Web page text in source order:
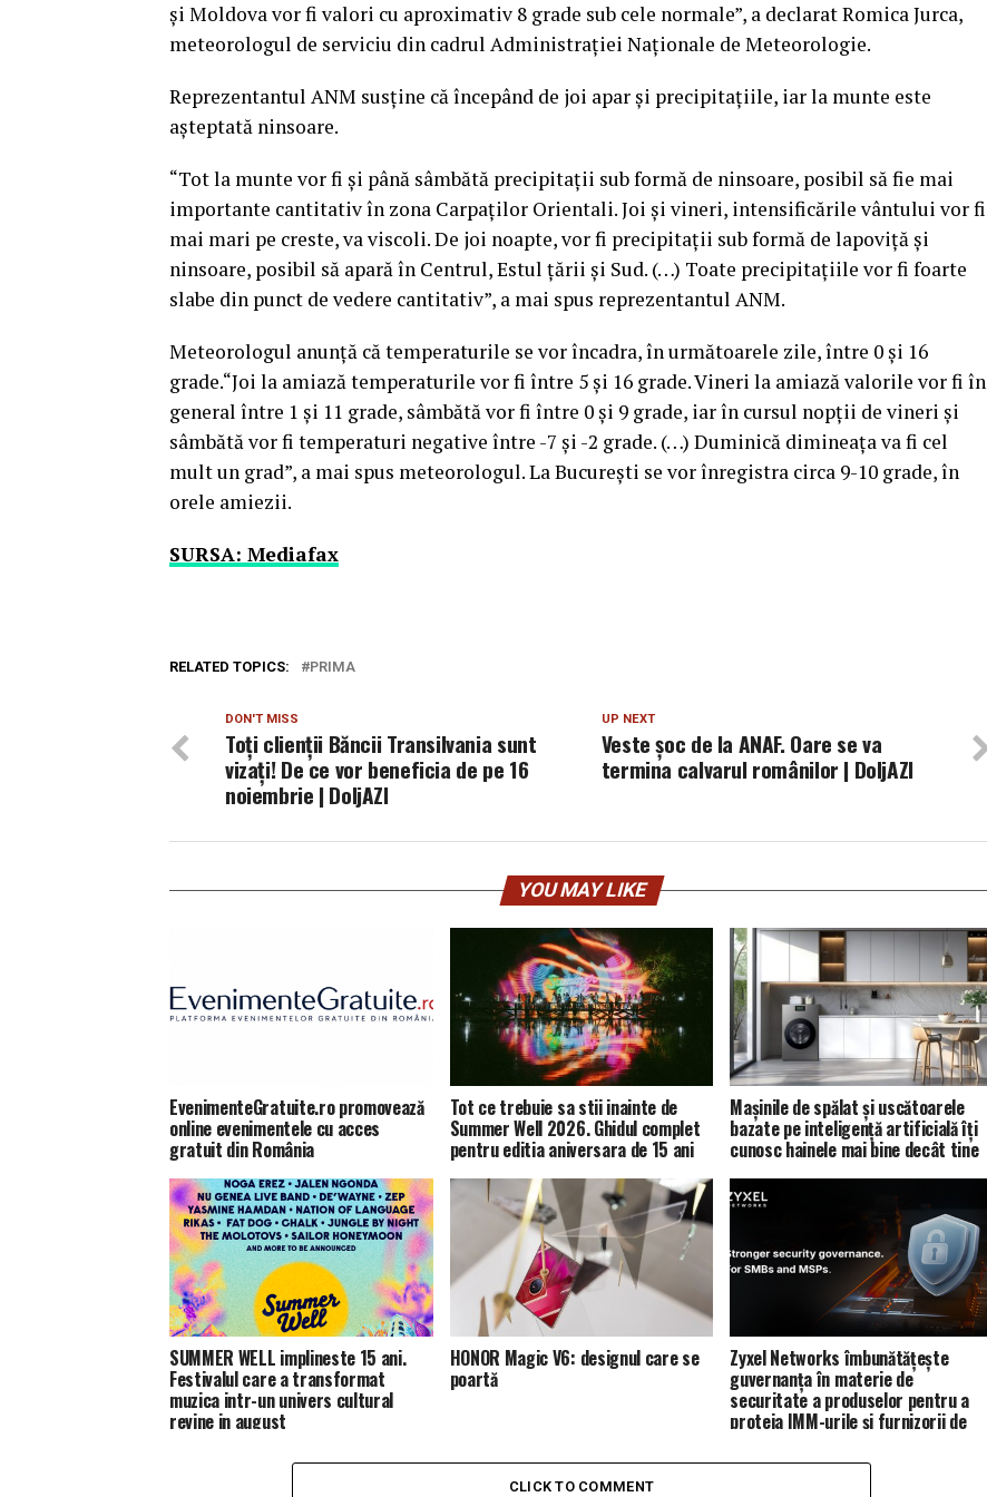
şi Moldova vor fi valori cu aproximativ 8 grade sub cele normale”, a declarat Romica Jurca,
meteorologul de serviciu din cadrul Administraţiei Naţionale de Meteorologie.
Reprezentantul ANM susţine că începând de joi apar şi precipitaţiile, iar la munte este
aşteptată ninsoare.
“Tot la munte vor fi şi până sâmbătă precipitaţii sub formă de ninsoare, posibil să fie mai
importante cantitativ în zona Carpaţilor Orientali. Joi şi vineri, intensificările vântului vor fi
mai mari pe creste, va viscoli. De joi noapte, vor fi precipitaţii sub formă de lapoviţă şi
ninsoare, posibil să apară în Centrul, Estul ţării şi Sud. (…) Toate precipitaţiile vor fi foarte
slabe din punct de vedere cantitativ”, a mai spus reprezentantul ANM.
Meteorologul anunţă că temperaturile se vor încadra, în următoarele zile, între 0 şi 16
grade.“Joi la amiază temperaturile vor fi între 5 şi 16 grade. Vineri la amiază valorile vor fi în
general între 1 şi 11 grade, sâmbătă vor fi între 0 şi 9 grade, iar în cursul nopţii de vineri şi
sâmbătă vor fi temperaturi negative între -7 şi -2 grade. (…) Duminică dimineaţa va fi cel
mult un grad”, a mai spus meteorologul. La Bucureşti se vor înregistra circa 9-10 grade, în
orele amiezii.
SURSA: Mediafax
RELATED TOPICS: PRIMA
UP NEXT
Veste șoc de la ANAF. Oare se va
termina calvarul românilor | DoljAZI
DON'T MISS
Toți clienții Băncii Transilvania sunt
vizați! De ce vor beneficia de pe 16
noiembrie | DoljAZI
YOU MAY LIKE
EvenimenteGratuite.ro promovează
online evenimentele cu acces
gratuit din România
Tot ce trebuie sa stii inainte de
Summer Well 2026. Ghidul complet
pentru editia aniversara de 15 ani
Mașinile de spălat și uscătoarele
bazate pe inteligență artificială îți
cunosc hainele mai bine decât tine
SUMMER WELL implineste 15 ani.
Festivalul care a transformat
muzica intr-un univers cultural
revine in august
HONOR Magic V6: designul care se
poartă
Zyxel Networks îmbunătățește
guvernanța în materie de
securitate a produselor pentru a
proteja IMM-urile și furnizorii de
CLICK TO COMMENT